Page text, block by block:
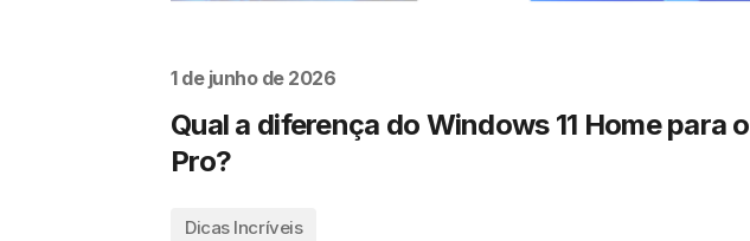
1 de junho de 2026
Qual a diferença do Windows 11 Home para o
Pro?
Dicas Incríveis